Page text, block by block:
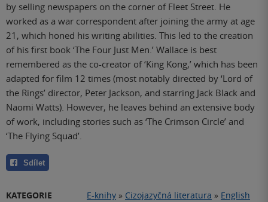
by selling newspapers on the corner of Fleet Street. He
worked as a war correspondent after joining the army at age
21, which honed his writing abilities. This led to the creation
of his first book ‘The Four Just Men.’ Wallace is best
remembered as the co-creator of ‘King Kong,’ which has been
adapted for film 12 times (most notably directed by ‘Lord of
the Rings’ director, Peter Jackson, and starring Jack Black and
Naomi Watts). However, he leaves behind an extensive body
of work, including stories such as ‘The Crimson Circle’ and
‘The Flying Squad’.
Sdílet
KATEGORIE E-knihy » Cizojazyčná literatura » English